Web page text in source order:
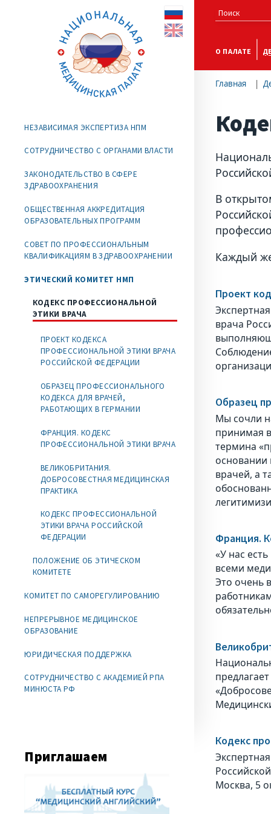
О ПАЛАТЕ
Главная
В
Каждый
Проект
врача
Образец
Мы сочли
принимая
термина
основании
врачей, а
Франция.
«У нас
всеми
Это очень
Кодекс
Москва, 5
НЕЗАВИСИМАЯ ЭКСПЕРТИЗА НПМ
СОТРУДНИЧЕСТВО С ОРГАНАМИ ВЛАСТИ
ЗАКОНОДАТЕЛЬСТВО В СФЕРЕ
ЗДРАВООХРАНЕНИЯ
ОБЩЕСТВЕННАЯ АККРЕДИТАЦИЯ
ОБРАЗОВАТЕЛЬНЫХ ПРОГРАММ
СОВЕТ ПО ПРОФЕССИОНАЛЬНЫМ
КВАЛИФИКАЦИЯМ В ЗДРАВООХРАНЕНИИ
ЭТИЧЕСКИЙ КОМИТЕТ НМП
КОДЕКС ПРОФЕССИОНАЛЬНОЙ
ЭТИКИ ВРАЧА
ПРОЕКТ КОДЕКСА
ПРОФЕССИОНАЛЬНОЙ ЭТИКИ ВРАЧА
РОССИЙСКОЙ ФЕДЕРАЦИИ
ОБРАЗЕЦ ПРОФЕССИОНАЛЬНОГО
КОДЕКСА ДЛЯ ВРАЧЕЙ,
РАБОТАЮЩИХ В ГЕРМАНИИ
ФРАНЦИЯ. КОДЕКС
ПРОФЕССИОНАЛЬНОЙ ЭТИКИ ВРАЧА
ВЕЛИКОБРИТАНИЯ.
ДОБРОСОВЕСТНАЯ МЕДИЦИНСКАЯ
ПРАКТИКА
КОДЕКС ПРОФЕССИОНАЛЬНОЙ
ЭТИКИ ВРАЧА РОССИЙСКОЙ
ФЕДЕРАЦИИ
ПОЛОЖЕНИЕ ОБ ЭТИЧЕСКОМ
КОМИТЕТЕ
КОМИТЕТ ПО САМОРЕГУЛИРОВАНИЮ
НЕПРЕРЫВНОЕ МЕДИЦИНСКОЕ
ОБРАЗОВАНИЕ
ЮРИДИЧЕСКАЯ ПОДДЕРЖКА
СОТРУДНИЧЕСТВО С АКАДЕМИЕЙ РПА
МИНЮСТА РФ
Приглашаем